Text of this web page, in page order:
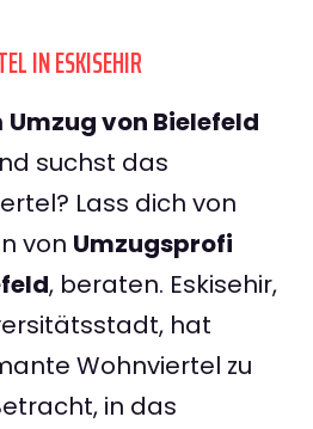
IN ESKISEHIR
Umzug von Bielefeld
suchst das
Lass dich von
von Umzugsprofi
, beraten. Eskisehir,
hat
Wohnviertel zu
in das